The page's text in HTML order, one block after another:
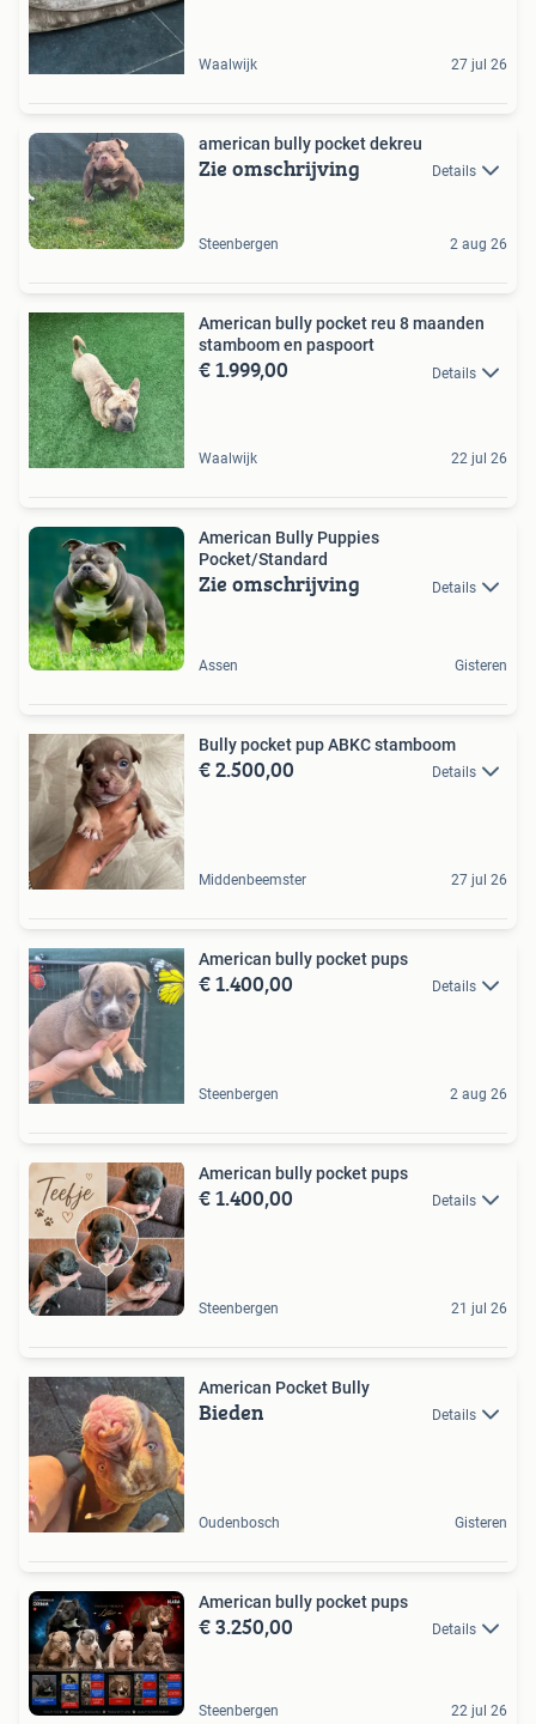
Waalwijk 27 jul 26
american bully pocket dekreu
Zie omschrijving Details
Steenbergen 2 aug 26
American bully pocket reu 8 maanden
stamboom en paspoort
€ 1.999,00 Details
Waalwijk 22 jul 26
American Bully Puppies
Pocket/Standard
Zie omschrijving Details
Assen Gisteren
Bully pocket pup ABKC stamboom
€ 2.500,00 Details
Middenbeemster 27 jul 26
American bully pocket pups
€ 1.400,00 Details
Steenbergen 2 aug 26
American bully pocket pups
€ 1.400,00 Details
Steenbergen 21 jul 26
American Pocket Bully
Bieden Details
Oudenbosch Gisteren
American bully pocket pups
€ 3.250,00 Details
Steenbergen 22 jul 26